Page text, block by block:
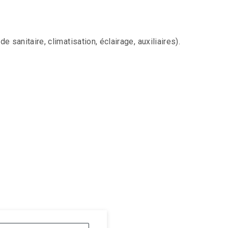
sanitaire, climatisation, éclairage, auxiliaires).